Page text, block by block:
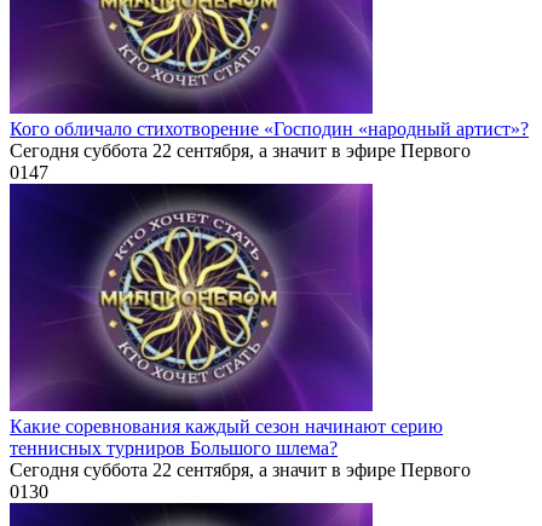
Кого обличало стихотворение «Господин «народный артист»?
Сегодня суббота 22 сентября, а значит в эфире Первого
0147
Какие соревнования каждый сезон начинают серию
теннисных турниров Большого шлема?
Сегодня суббота 22 сентября, а значит в эфире Первого
0130